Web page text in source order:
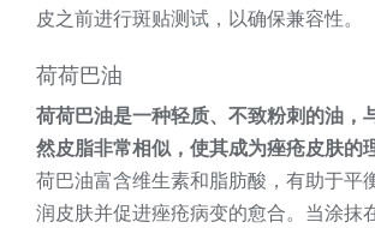
皮之前进行斑贴测试，以确保兼容性。
荷荷巴油
荷荷巴油是一种轻质、不致粉刺的油，
然皮脂非常相似，使其成为痤疮皮肤的
荷巴油富含维生素和脂肪酸，有助于平
润皮肤并促进痤疮病变的愈合。当涂抹